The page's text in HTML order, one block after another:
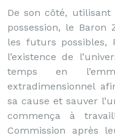
De son côté,
possession, le
les futurs possibles,
l’existence de
temps en
extradimensionnel
sa cause et sauver
commença à
Commission après